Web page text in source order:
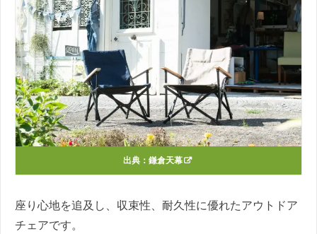
出典： 鎌倉天幕
座り心地を追及し、収束性、耐久性に優れたアウトドア
チェアです。